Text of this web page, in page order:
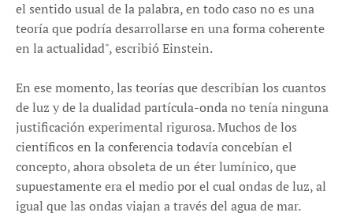
el sentido usual de la palabra, en todo caso no es una
teoría que podría desarrollarse en una forma coherente
en la actualidad", escribió Einstein.
En ese momento, las teorías que describían los cuantos
de luz y de la dualidad partícula-onda no tenía ninguna
justificación experimental rigurosa. Muchos de los
científicos en la conferencia todavía concebían el
concepto, ahora obsoleta de un éter lumínico, que
supuestamente era el medio por el cual ondas de luz, al
igual que las ondas viajan a través del agua de mar.